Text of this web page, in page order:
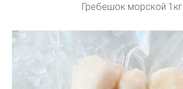
Гребешок морской 1кг